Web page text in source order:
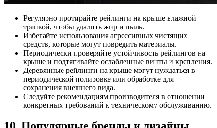
Регулярно протирайте рейлинги на крыше влажной
тряпкой, чтобы удалить жир и пыль.
Избегайте использования агрессивных чистящих
средств, которые могут повредить материалы.
Периодически проверяйте устойчивость рейлингов на
крыше и подтягивайте ослабленные винты и крепления.
Деревянные рейлинги на крыше могут нуждаться в
периодической полировке или обработке для
сохранения внешнего вида.
Следуйте рекомендациям производителя в отношении
конкретных требований к техническому обслуживанию.
10. Популярные бренды и дизайны